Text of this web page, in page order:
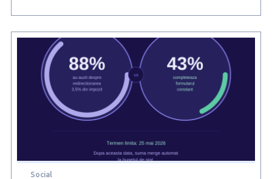
este
nișă.
6
din
români
au
cumpărat
Social